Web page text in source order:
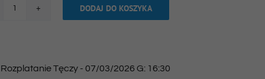
spektakl
DODAJ DO KOSZYKA
Rozplatanie Tęczy - 07/03/2026 G: 16:30